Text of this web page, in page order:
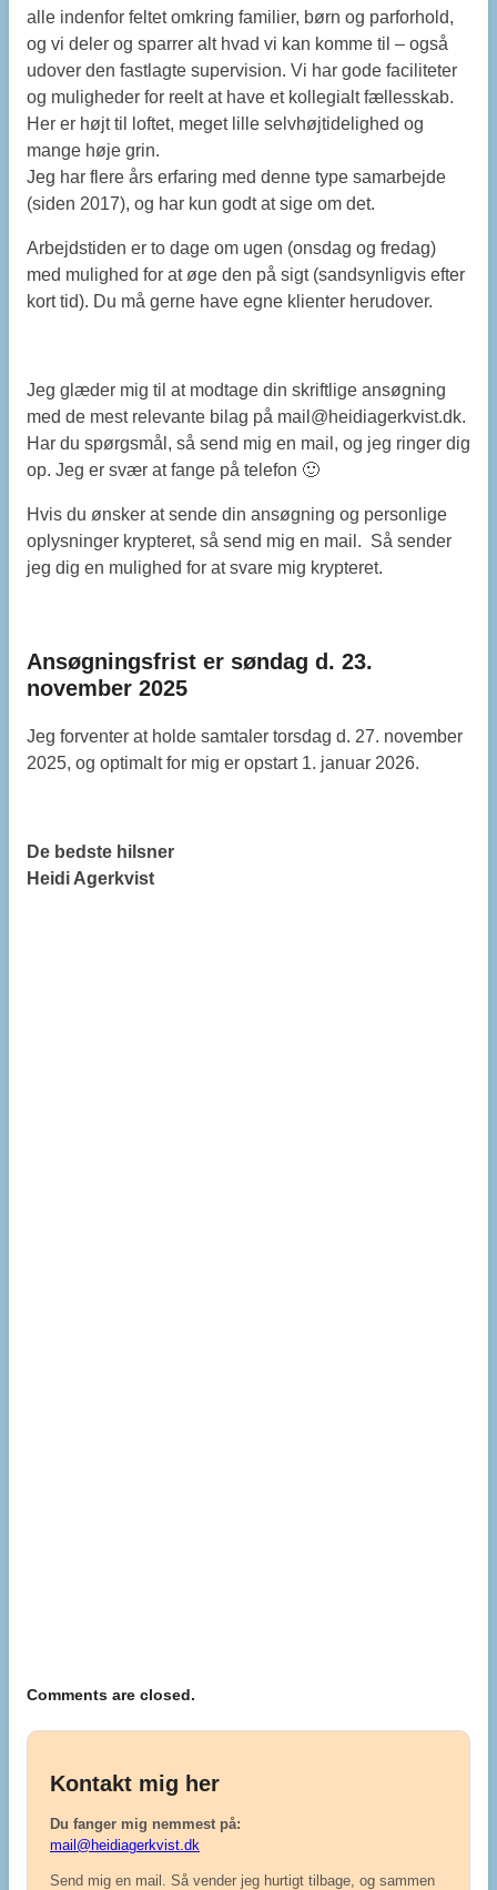
alle indenfor feltet omkring familier, børn og parforhold,
og vi deler og sparrer alt hvad vi kan komme til – også
udover den fastlagte supervision. Vi har gode faciliteter
og muligheder for reelt at have et kollegialt fællesskab.
Her er højt til loftet, meget lille selvhøjtidelighed og
mange høje grin.
Jeg har flere års erfaring med denne type samarbejde
(siden 2017), og har kun godt at sige om det.
Arbejdstiden er to dage om ugen (onsdag og fredag)
med mulighed for at øge den på sigt (sandsynligvis efter
kort tid). Du må gerne have egne klienter herudover.
Jeg glæder mig til at modtage din skriftlige ansøgning
med de mest relevante bilag på mail@heidiagerkvist.dk.
Har du spørgsmål, så send mig en mail, og jeg ringer dig
op. Jeg er svær at fange på telefon 🙂
Hvis du ønsker at sende din ansøgning og personlige
oplysninger krypteret, så send mig en mail. Så sender
jeg dig en mulighed for at svare mig krypteret.
Ansøgningsfrist er søndag d. 23.
november 2025
Jeg forventer at holde samtaler torsdag d. 27. november
2025, og optimalt for mig er opstart 1. januar 2026.
De bedste hilsner
Heidi Agerkvist
Comments are closed.
Kontakt mig her
Du fanger mig nemmest på:
mail@heidiagerkvist.dk
Send mig en mail. Så vender jeg hurtigt tilbage, og sammen